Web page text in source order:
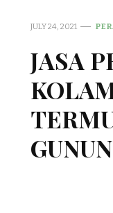
JULY 24, 2021
JASA